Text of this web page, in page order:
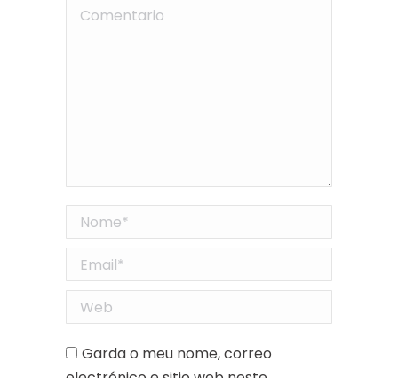
Comentario
Nome *
Email *
Web
Garda o meu nome, correo